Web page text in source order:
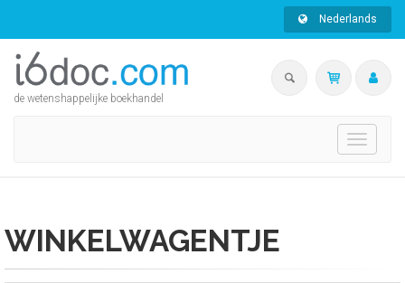
Nederlands
de wetenshappelijke boekhandel
Toggle
WINKELWAGENTJE